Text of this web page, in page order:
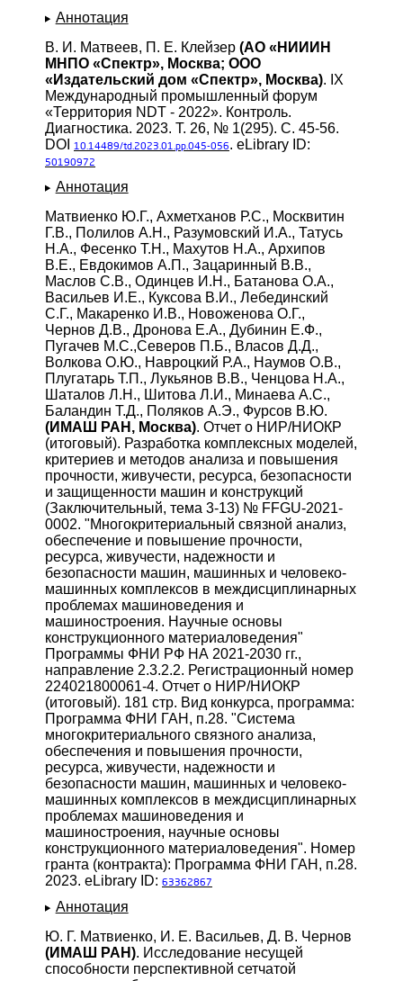
Аннотация
В. И. Матвеев, П. Е. Клейзер (АО «НИИИН
МНПО «Спектр», Москва; ООО
«Издательский дом «Спектр», Москва). IX
Международный промышленный форум
«Территория NDT - 2022». Контроль.
Диагностика. 2023. Т. 26, № 1(295). С. 45-56.
DOI
10.14489/td.2023.01.pp.045-056. eLibrary ID:
50190972
Аннотация
Матвиенко Ю.Г., Ахметханов Р.С., Москвитин
Г.В., Полилов А.Н., Разумовский И.А., Татусь
Н.А., Фесенко Т.Н., Махутов Н.А., Архипов
В.Е., Евдокимов А.П., Зацаринный В.В.,
Маслов С.В., Одинцев И.Н., Батанова О.А.,
Васильев И.Е., Куксова В.И., Лебединский
С.Г., Макаренко И.В., Новоженова О.Г.,
Чернов Д.В., Дронова Е.А., Дубинин Е.Ф.,
Пугачев М.С.,Северов П.Б., Власов Д.Д.,
Волкова О.Ю., Навроцкий Р.А., Наумов О.В.,
Плугатарь Т.П., Лукьянов В.В., Ченцова Н.А.,
Шаталов Л.Н., Шитова Л.И., Минаева А.С.,
Баландин Т.Д., Поляков А.Э., Фурсов В.Ю.
(ИМАШ РАН, Москва). Отчет о НИР/НИОКР
(итоговый). Разработка комплексных моделей,
критериев и методов анализа и повышения
прочности, живучести, ресурса, безопасности
и защищенности машин и конструкций
(Заключительный, тема 3-13) № FFGU-2021-
0002. "Многокритериальный связной анализ,
обеспечение и повышение прочности,
ресурса, живучести, надежности и
безопасности машин, машинных и человеко-
машинных комплексов в междисциплинарных
проблемах машиноведения и
машиностроения. Научные основы
конструкционного материаловедения"
Программы ФНИ РФ НА 2021-2030 гг.,
направление 2.3.2.2. Регистрационный номер
224021800061-4. Отчет о НИР/НИОКР
(итоговый). 181 стр. Вид конкурса, программа:
Программа ФНИ ГАН, п.28. "Система
многокритериального связного анализа,
обеспечения и повышения прочности,
ресурса, живучести, надежности и
безопасности машин, машинных и человеко-
машинных комплексов в междисциплинарных
проблемах машиноведения и
машиностроения, научные основы
конструкционного материаловедения". Номер
гранта (контракта): Программа ФНИ ГАН, п.28.
2023. eLibrary ID: 63362867
Аннотация
Ю. Г. Матвиенко, И. Е. Васильев, Д. В. Чернов
(ИМАШ РАН). Исследование несущей
способности перспективной сетчатой